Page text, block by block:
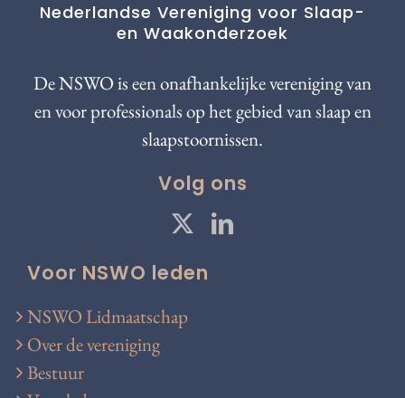
Nederlandse Vereniging voor Slaap-
en Waakonderzoek
De NSWO is een onafhankelijke vereniging van
en voor professionals op het gebied van slaap en
slaapstoornissen.
Volg ons
Voor NSWO leden
NSWO Lidmaatschap
Over de vereniging
Bestuur